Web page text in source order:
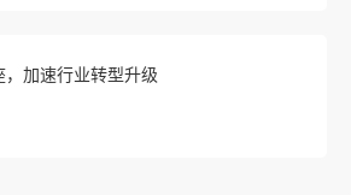
加速行业转型升级